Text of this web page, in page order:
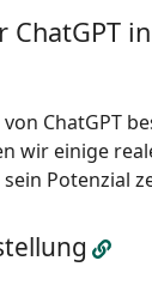
ChatGPT
ChatGPT
wir einige
Potenzial